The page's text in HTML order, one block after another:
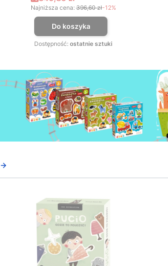
Najniższa cena: 396,60 zł-12%
Do koszyka
Dostępność: ostatnie sztuki